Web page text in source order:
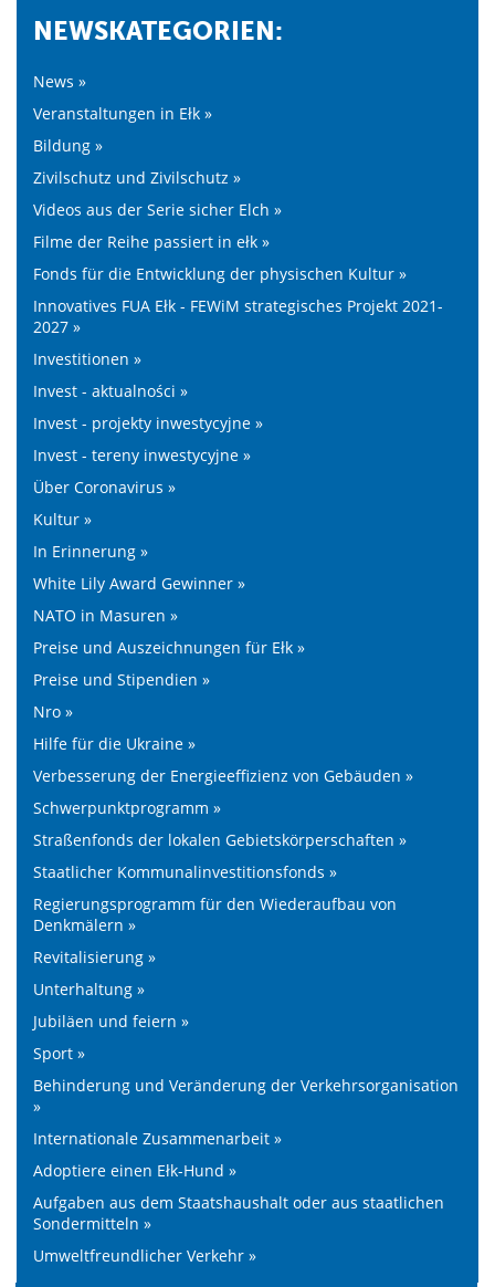
NEWSKATEGORIEN:
News »
Veranstaltungen in Ełk »
Bildung »
Zivilschutz und Zivilschutz »
Videos aus der Serie sicher Elch »
Filme der Reihe passiert in ełk »
Fonds für die Entwicklung der physischen Kultur »
Innovatives FUA Ełk - FEWiM strategisches Projekt 2021-
2027 »
Investitionen »
Invest - aktualności »
Invest - projekty inwestycyjne »
Invest - tereny inwestycyjne »
Über Coronavirus »
Kultur »
In Erinnerung »
White Lily Award Gewinner »
NATO in Masuren »
Preise und Auszeichnungen für Ełk »
Preise und Stipendien »
Nro »
Hilfe für die Ukraine »
Verbesserung der Energieeffizienz von Gebäuden »
Schwerpunktprogramm »
Straßenfonds der lokalen Gebietskörperschaften »
Staatlicher Kommunalinvestitionsfonds »
Regierungsprogramm für den Wiederaufbau von
Denkmälern »
Revitalisierung »
Unterhaltung »
Jubiläen und feiern »
Sport »
Behinderung und Veränderung der Verkehrsorganisation
»
Internationale Zusammenarbeit »
Adoptiere einen Ełk-Hund »
Aufgaben aus dem Staatshaushalt oder aus staatlichen
Sondermitteln »
Umweltfreundlicher Verkehr »